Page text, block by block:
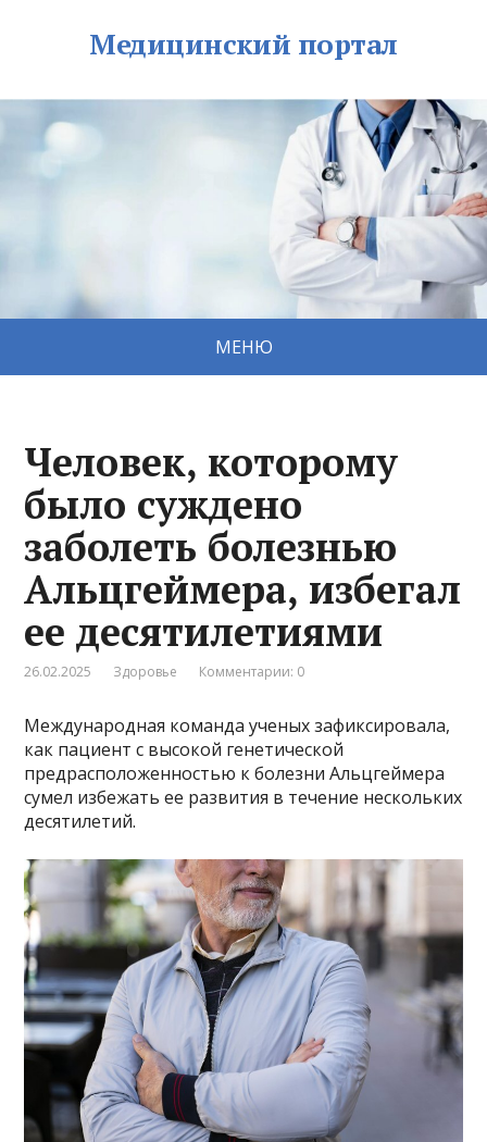
Медицинский портал
МЕНЮ
Человек, которому
было суждено
заболеть болезнью
Альцгеймера, избегал
ее десятилетиями
26.02.2025 Здоровье Комментарии: 0
Международная команда ученых зафиксировала,
как пациент с высокой генетической
предрасположенностью к болезни Альцгеймера
сумел избежать ее развития в течение нескольких
десятилетий.